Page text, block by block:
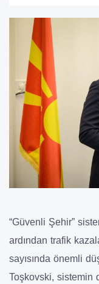
“Güvenli Şehir”
ardından trafik
sayısında önemli
Toşkovski, sistemin